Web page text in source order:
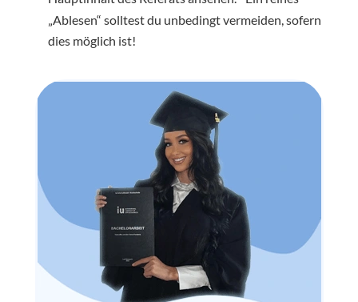
„Ablesen“ solltest du unbedingt vermeiden, sofern
dies möglich ist!